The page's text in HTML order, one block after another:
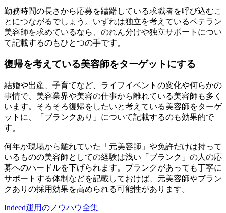
勤務時間の長さから応募を躊躇している求職者を呼び込むこ
とにつながるでしょう。いずれは独立を考えているベテラン
美容師を求めているなら、のれん分けや独立サポートについ
て記載するのもひとつの手です。
復帰を考えている美容師をターゲットにする
結婚や出産、子育てなど、ライフイベントの変化や何らかの
事情で、美容業界や美容の仕事から離れている美容師も多く
います。そろそろ復帰をしたいと考えている美容師をターゲ
ットに、「ブランクあり」について記載するのも効果的で
す。
何年か現場から離れていた「元美容師」や免許だけは持って
いるものの美容師としての経験は浅い「ブランク」の人の応
募へのハードルを下げられます。ブランクがあっても丁寧に
サポートする体制などを記載しておけば、元美容師やブラン
クありの採用効果を高められる可能性があります。
Indeed運用のノウハウ全集